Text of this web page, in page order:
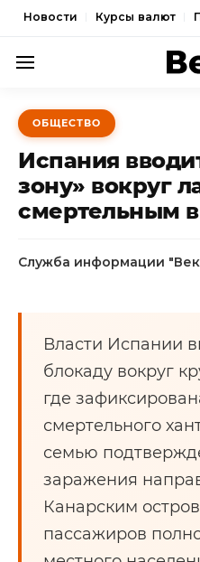
Новости Курсы валют
ПОЛИТИКА
ЭКОНОМИКА
ОБЩЕСТВО
СПОРТ
ОБЩЕСТВО
Испания
зону» вокруг
смертельным
Служба информации
Власти Испании
блокаду вокруг
где
смертельного
семью
заражения
Канарским
пассажиров